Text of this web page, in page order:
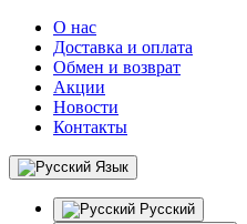
О нас
Доставка и оплата
Обмен и возврат
Акции
Новости
Контакты
Язык
Русский